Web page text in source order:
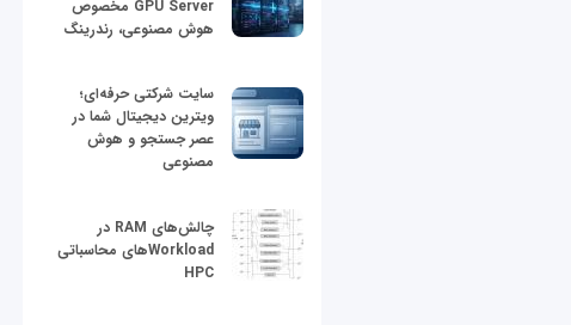
GPU Server مخصوص
هوش مصنوعی، رندرینگ
سایت شرکتی حرفه‌ای؛
ویترین دیجیتال شما در
عصر جستجو و هوش
مصنوعی
چالش‌های RAM در
Workloadهای محاسباتی
HPC